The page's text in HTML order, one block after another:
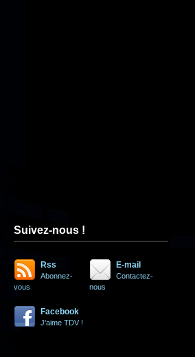
Suivez-nous !
Rss
Abonnez-
vous
E-mail
Contactez-
nous
Facebook
J'aime TDV !